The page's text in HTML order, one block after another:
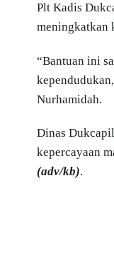
Plt Kadis
meningkatkan
“Bantuan ini
Nurhamidah.
Dinas
kepercayaan
(adv/kb).